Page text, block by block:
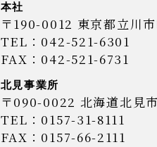
本社
〒190-0012 東京都立川
TEL：042-521-6301
FAX：042-521-6731
北見事業所
〒090-0022 北海道北見
TEL：0157-31-8111
FAX：0157-66-2111